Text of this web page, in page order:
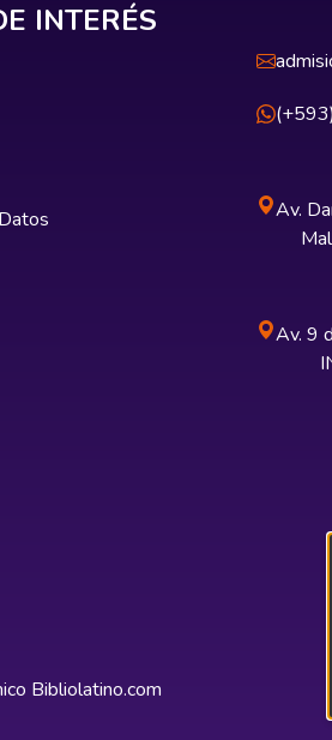
INTERÉS
Av.
Av. 9
Bibliolatino.com